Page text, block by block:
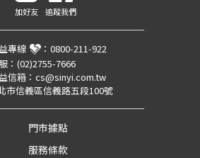
加好友 追蹤我們
專線 ： 0800-211-922
： (02)2755-7666
信箱： cs@sinyi.com.tw
市信義區信義路五段100號
門市據點
服務條款